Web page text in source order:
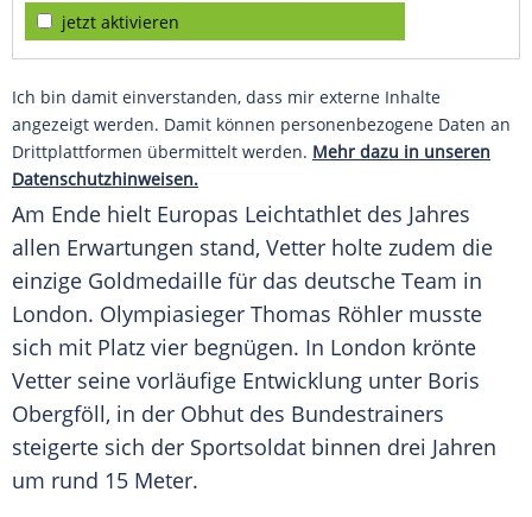
jetzt aktivieren
Ich bin damit einverstanden, dass mir externe Inhalte
angezeigt werden. Damit können personenbezogene Daten an
Drittplattformen übermittelt werden. Mehr dazu in unseren
Datenschutzhinweisen.
Am Ende hielt Europas Leichtathlet des Jahres
allen Erwartungen stand, Vetter holte zudem die
einzige Goldmedaille für das deutsche Team in
London. Olympiasieger Thomas Röhler musste
sich mit Platz vier begnügen. In London krönte
Vetter seine vorläufige Entwicklung unter Boris
Obergföll, in der Obhut des Bundestrainers
steigerte sich der Sportsoldat binnen drei Jahren
um rund 15 Meter.